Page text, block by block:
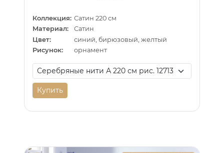
Коллекция: Сатин 220 см
Материал:
Сатин
Цвет:
синий, бирюзовый, желтый
Рисунок:
орнамент
Купить